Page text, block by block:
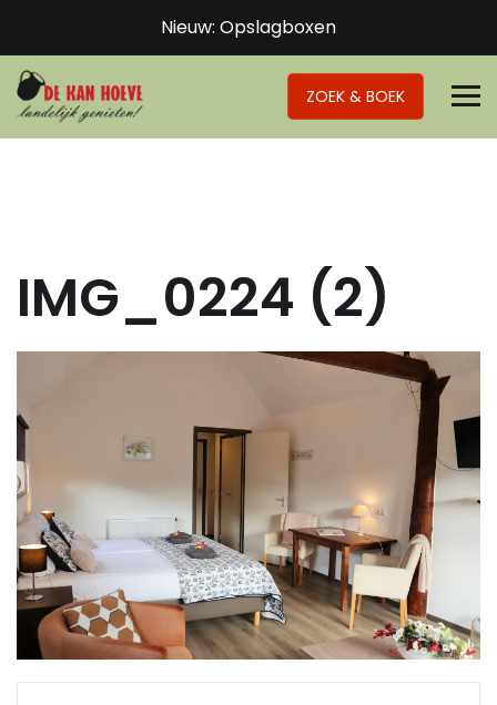
Nieuw: Opslagboxen
ZOEK & BOEK
IMG_0224 (2)